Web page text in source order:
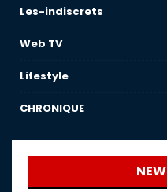
Les-indiscrets
Web TV
Lifestyle
CHRONIQUE